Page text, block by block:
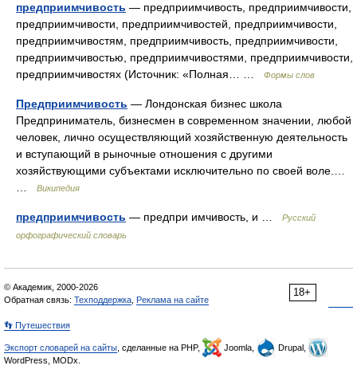
предприимчивость — предприимчивость, предприимчивости,
предприимчивости, предприимчивостей, предприимчивости,
предприимчивостям, предприимчивость, предприимчивости,
предприимчивостью, предприимчивостями, предприимчивости,
предприимчивостях (Источник: «Полная… …
Формы слов
Предприимчивость — Лондонская бизнес школа
Предприниматель, бизнесмен в современном значении, любой
человек, лично осуществляющий хозяйственную деятельность
и вступающий в рыночные отношения с другими
хозяйствующими субъектами исключительно по своей воле.…
Википедия
предприимчивость — предпри имчивость, и …
Русский
орфографический словарь
18+
© Академик, 2000-2026
Обратная связь: Техподдержка Реклама на сайте
👣 Путешествия
Экспорт словарей на сайты , сделанные на PHP, Joomla,
Drupal,
WordPress, MODx.